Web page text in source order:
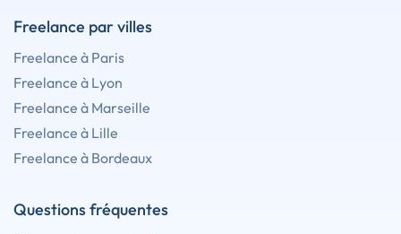
Freelance par villes
Freelance à Paris
Freelance à Lyon
Freelance à Marseille
Freelance à Lille
Freelance à Bordeaux
Questions fréquentes